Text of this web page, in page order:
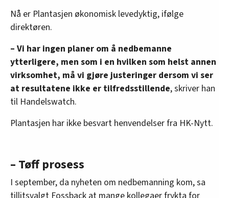
Nå er Plantasjen økonomisk levedyktig, ifølge
direktøren.
– Vi har ingen planer om å nedbemanne
ytterligere, men som i en hvilken som helst annen
virksomhet, må vi gjøre justeringer dersom vi ser
at resultatene ikke er tilfredsstillende, skriver han
til Handelswatch.
Plantasjen har ikke besvart henvendelser fra HK-Nytt.
– Tøff prosess
I september, da nyheten om nedbemanning kom, sa